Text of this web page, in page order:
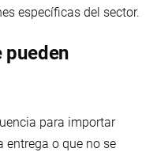
específicas del sector.
pueden
para importar
entrega o que no se